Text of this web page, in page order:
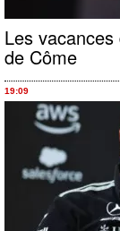
Les
de Côme
19:09